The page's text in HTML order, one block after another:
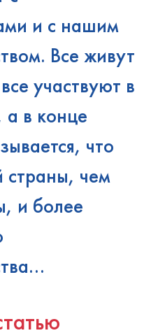
и с нашим
Все живут
участвуют в
а в конце
что
страны, чем
и более